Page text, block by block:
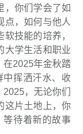
，你们学会了如
点，如何与他人
技能的培养，
大学生活和职业
在2025年金秋踏
中挥洒汗水、收
，无论你们
这片土地上，你
等待着新的故事